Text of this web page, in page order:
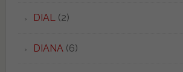
DIAL(2)
DIANA(6)